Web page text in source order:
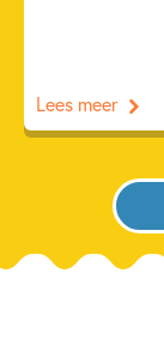
Lees meer